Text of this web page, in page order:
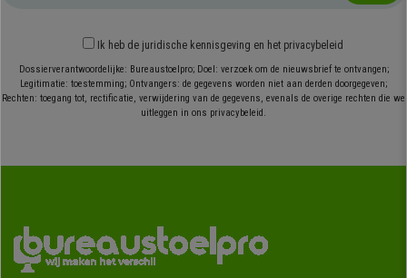
Ik heb de juridische kennisgeving en het privacybeleid
Dossierverantwoordelijke: Bureaustoelpro; Doel: verzoek om de nieuwsbrief te ontvangen;
Legitimatie: toestemming; Ontvangers: de gegevens worden niet aan derden doorgegeven;
Rechten: toegang tot, rectificatie, verwijdering van de gegevens, evenals de overige rechten die we
uitleggen in ons privacybeleid.